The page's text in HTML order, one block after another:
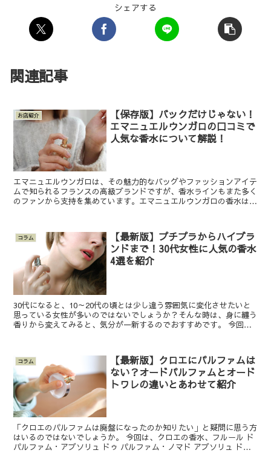
シェアする
関連記事
お店紹介
【保存版】バックだけじゃない！
エマニュエルウンガロの口コミで
人気な香水について解説！
エマニュエルウンガロは、その魅力的なバッグやファッションアイテ
ムで知られるフランスの高級ブランドですが、香水ラインもまた多く
のファンから支持を集めています。エマニュエルウンガロの香水は、
コラム
【最新版】プチプラからハイブラ
ンドまで！30代女性に人気の香水
4選を紹介
30代になると、10～20代の頃とは少し違う雰囲気に変化させたいと
思っている女性が多いのではないでしょうか？そんな時は、身に纏う
香りから変えてみると、気分が一新するのでおすすめです。 今回
コラム
【最新版】クロエにパルファムは
ない？オードパルファムとオード
トワレの違いとあわせて紹介
「クロエのパルファムは廃盤になったのか知りたい」と疑問に思う方
はいるのではないでしょうか。 今回は、クロエの香水、フルール ド
パルファム・アブソリュ ドゥ パルファム・ノマド アブソリュ ドゥ